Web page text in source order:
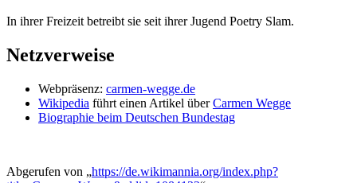
In ihrer Freizeit betreibt sie seit ihrer Jugend Poetry Slam.
Netzverweise
Webpräsenz: carmen-wegge.de
Wikipedia führt einen Artikel überCarmen Wegge
Biographie beim Deutschen Bundestag
Abgerufen von „https://de.wikimannia.org/index.php?